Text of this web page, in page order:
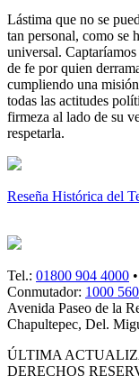
Lástima que no se
tan personal, como se
universal.
de fe por quien
cumpliendo una
todas las actitudes
firmeza al lado de su
respetarla.
Reseña Histórica del
Tel.: 01800 904 4000
Conmutador: 1000
Avenida Paseo de la
Chapultepec, Del.
ÚLTIMA
DERECHOS